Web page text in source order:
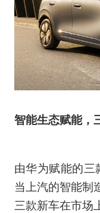
智能生态赋能，
由华为赋能的三
当上汽的智能制
三款新车在市场